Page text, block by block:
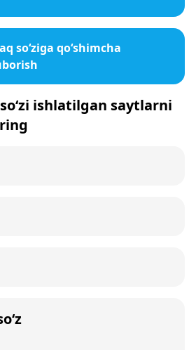
so‘ziga qo‘shimcha
ishlatilgan saytlarni